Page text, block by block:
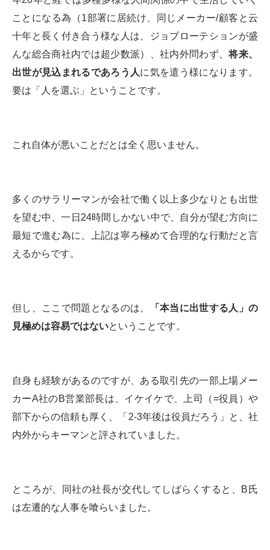
ことになる為（1部署に居続け、同じメーカー/顧客と云
十年と長く付き合う様な人は、ジョブローテションが盛
んな総合商社内では超少数派）、社内外問わず、将来、
出世が見込まれるであろう人に気を遣う様になります。
要は「人を選ぶ」ということです。
これ自体が悪いことだとは全く思いません。
多くのサラリーマンが会社で働く以上多少なりとも出世
を望む中、一日24時間しかない中で、自分が望む方向に
最短で進む為に、上記は寧ろ極めて合理的な行動だと言
えるからです。
但し、ここで問題となるのは、
「本当に出世する人」の
見極めは容易ではないということです。
自身も経験があるのですが、ある取引先の一部上場メー
カーA社のB営業部長は、イケイケで、上司（=役員）や
部下からの信頼も厚く、「2-3年後は役員だろう」と、社
内外からキーマンと評されていました。
ところが、同社の社長が交代してしばらくすると、B氏
は左遷的な人事を喰らいました。